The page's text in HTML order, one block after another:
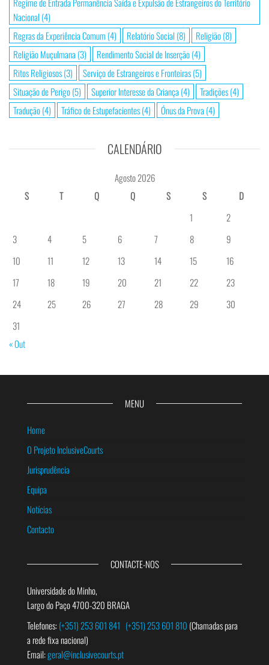
Nacional (4)
Regras da Experiência Comum (4) Relatório Social (8) Religião(8)
Religião Muçulmana (3) Rendimento Social de Inserção(4)
Ritos Religiosos(3) Serviço de Estrangeiros e Fronteiras(5)
Situação de Perigo(5) Superior Interesse da Criança (4) Tradições(4)
Tradução(4) Tráfico de Estupefacientes(4) Ónus da Prova (4)
CALENDÁRIO
Agosto 2026
S
T Q Q S S
D
1
2
3
4 5 6 7 8
9
10
11 12 13 14 15
16
17
18 19 20 21 22
23
24
25 26 27 28 29
30
31
« Out
MENU
Home
O Projeto InclusiveCourts
Jurisprudência
Equipa
Notícias
Contacto
CONTACTE-NOS
Universidade do Minho,
Largo do Paço 4700-320 BRAGA
Telefones:(+351) 253 601 841 (+351) 253 601 810 (Chamadas para
a rede fixa nacional)
Email:geral@inclusivecourts.pt